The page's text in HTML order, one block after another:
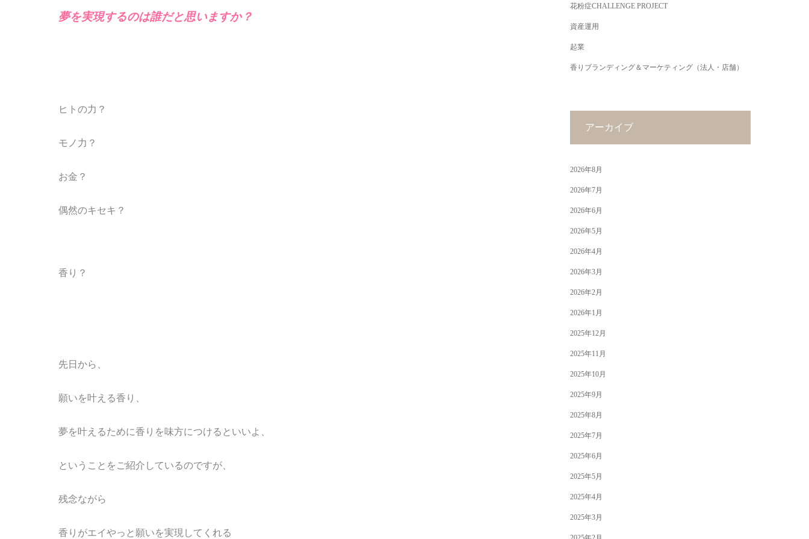
夢を実現するのは誰だと思いますか？
ヒトの力？
モノ力？
お金？
偶然のキセキ？
香り？
先日から、
願いを叶える香り、
夢を叶えるために香りを味方につけるといいよ、
ということをご紹介しているのですが、
残念ながら
香りがエイやっと願いを実現してくれる
花粉症CHALLENGE PROJECT
資産運用
起業
香りブランディング＆マーケティング（法人・店舗）
アーカイブ
2026年8月
2026年7月
2026年6月
2026年5月
2026年4月
2026年3月
2026年2月
2026年1月
2025年12月
2025年11月
2025年10月
2025年9月
2025年8月
2025年7月
2025年6月
2025年5月
2025年4月
2025年3月